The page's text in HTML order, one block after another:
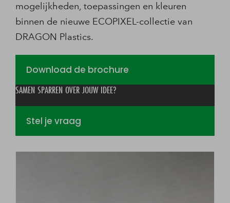
mogelijkheden, toepassingen en kleuren
binnen de nieuwe ECOPIXEL-collectie van
DRAGON Plastics.
Download de brochure
SAMEN SPARREN OVER JOUW IDEE?
Stel je vraag